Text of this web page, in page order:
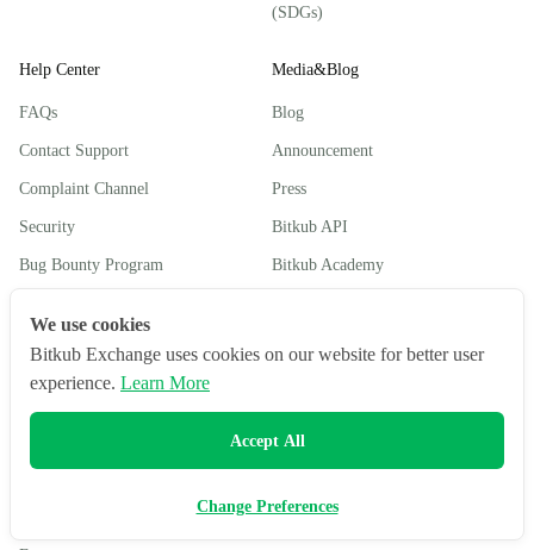
(SDGs)
Help Center
FAQs
Contact Support
Complaint Channel
Security
Bug Bounty Program
Media&Blog
Blog
Announcement
Press
Bitkub API
Bitkub Academy
More
Contact Us
We use cookies
Bitkub Exchange uses cookies on our website for better user
experience. Learn More
Accept All
Change Preferences